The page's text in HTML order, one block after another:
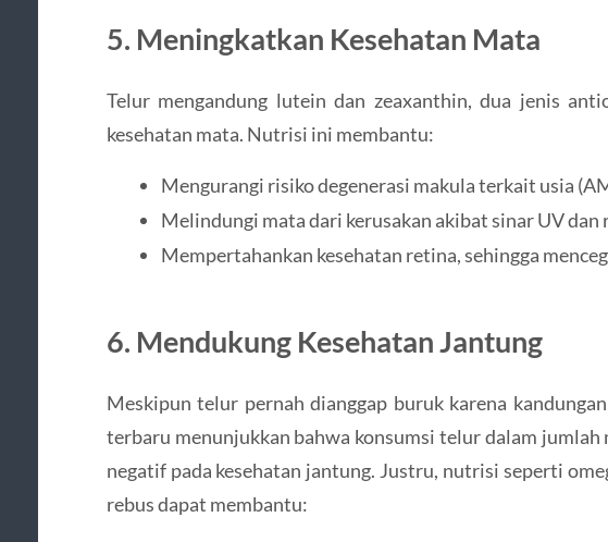
5. Meningkatkan Kesehatan Mata
Telur mengandung lutein dan zeaxanthin, dua jenis
kesehatan mata. Nutrisi ini membantu:
Mengurangi risiko degenerasi makula terkait usia
Melindungi mata dari kerusakan akibat sinar UV dan
Mempertahankan kesehatan retina, sehingga
6. Mendukung Kesehatan Jantung
Meskipun telur pernah dianggap buruk karena
terbaru menunjukkan bahwa konsumsi telur dalam
negatif pada kesehatan jantung. Justru, nutrisi seperti
rebus dapat membantu: